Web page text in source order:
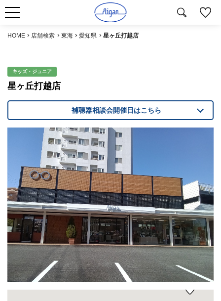
HOME 店舗検索 東海 愛知県 星ヶ丘打越店
キッズ・ジュニア
星ヶ丘打越店
補聴器相談会開催日はこちら